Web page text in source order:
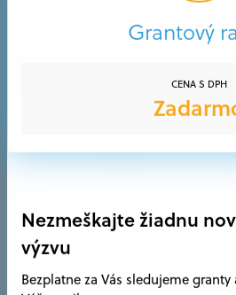
Grantové
Konzultácia s
grantexpertom
Grantový
CENA S DPH
Nezmeškajte žiadnu
výzvu
Bezplatne za Vás sledujeme